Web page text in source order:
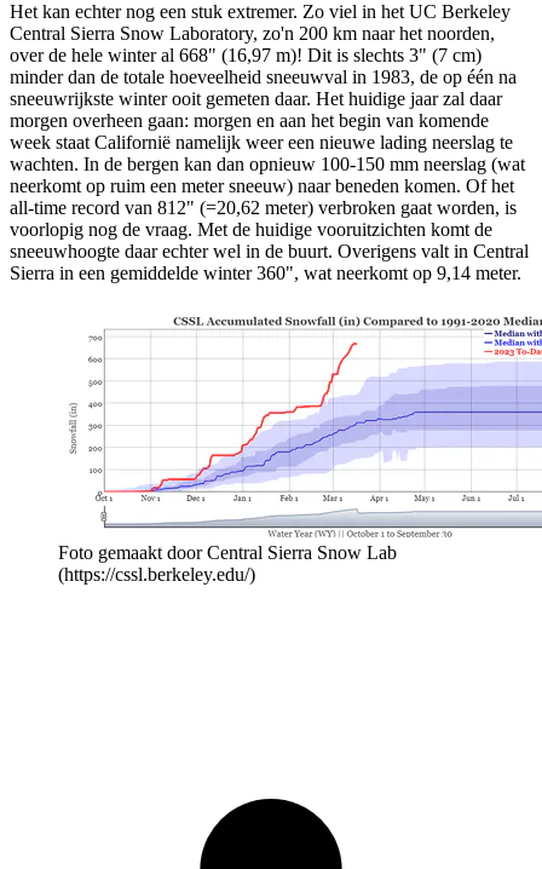
Het kan echter nog een stuk extremer. Zo viel in hetUC Berkeley
Central Sierra Snow Laboratory, zo'n 200 km naar het noorden,
over de hele winter al 668" (16,97 m)! Dit is slechts 3" (7 cm)
minder dan de totale hoeveelheid sneeuwval in 1983, de op één na
sneeuwrijkste winter ooit gemeten daar. Het huidige jaar zal daar
morgen overheen gaan: morgen en aan het begin van komende
week staat Californië namelijk weer een nieuwe lading neerslag te
wachten. In de bergen kan dan opnieuw 100-150 mm neerslag (wat
neerkomt op ruim een meter sneeuw) naar beneden komen. Of het
all-time record van 812" (=20,62 meter) verbroken gaat worden, is
voorlopig nog de vraag. Met de huidige vooruitzichten komt de
sneeuwhoogte daar echter wel in de buurt. Overigens valt in Central
Sierra in een gemiddelde winter 360", wat neerkomt op 9,14 meter.
Foto gemaakt door Central Sierra Snow Lab
(https://cssl.berkeley.edu/)